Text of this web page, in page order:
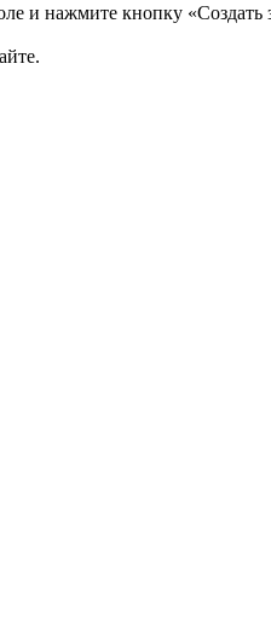
и нажмите кнопку «Создать